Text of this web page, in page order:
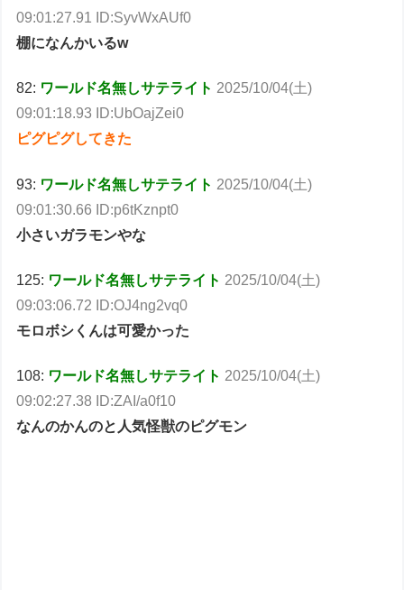
09:01:27.91 ID:SyvWxAUf0
棚になんかいるw
82: ワールド名無しサテライト 2025/10/04(土)
09:01:18.93 ID:UbOajZei0
ピグピグしてきた
93: ワールド名無しサテライト 2025/10/04(土)
09:01:30.66 ID:p6tKznpt0
小さいガラモンやな
125: ワールド名無しサテライト 2025/10/04(土)
09:03:06.72 ID:OJ4ng2vq0
モロボシくんは可愛かった
108: ワールド名無しサテライト 2025/10/04(土)
09:02:27.38 ID:ZAI/a0f10
なんのかんのと人気怪獣のピグモン